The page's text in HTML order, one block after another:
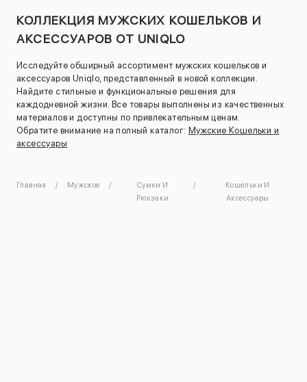
КОЛЛЕКЦИЯ МУЖСКИХ КОШЕЛЬКОВ И
АКСЕССУАРОВ ОТ UNIQLO
Исследуйте обширный ассортимент мужских кошельков и
аксессуаров Uniqlo, представленный в новой коллекции.
Найдите стильные и функциональные решения для
каждодневной жизни. Все товары выполнены из качественных
материалов и доступны по привлекательным ценам.
Обратите внимание на полный каталог: Мужские Кошельки и
аксессуары
Главная Мужское
Сумки И
Рюкзаки
Кошельки И
Аксессуары